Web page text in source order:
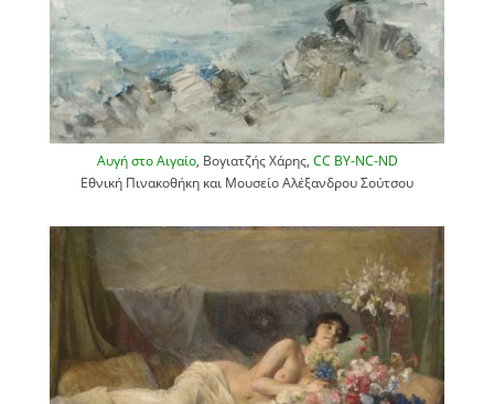
Αυγή στο Αιγαίο, Βογιατζής Χάρης, CC BY-NC-ND
Εθνική Πινακοθήκη και Μουσείο Αλέξανδρου Σούτσου